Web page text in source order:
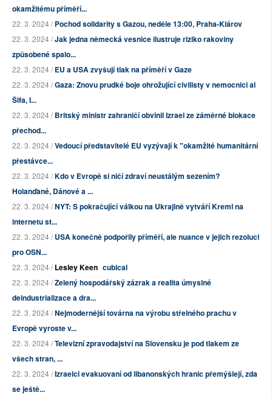
okamžitému příměří...
22. 3. 2024 /Pochod solidarity s Gazou, neděle 13:00, Praha-Klárov
22. 3. 2024 /Jak jedna německá vesnice ilustruje riziko rakoviny
způsobené spalo...
22. 3. 2024 /EU a USA zvyšují tlak na příměří v Gaze
22. 3. 2024 /Gaza: Znovu prudké boje ohrožující civilisty v nemocnici al
Šifa, I...
22. 3. 2024 /Britský ministr zahraničí obvinil Izrael ze záměrné blokace
přechod...
22. 3. 2024 /Vedoucí představitelé EU vyzývají k "okamžité humanitární
přestávce...
22. 3. 2024 /Kdo v Evropě si ničí zdraví neustálým sezením?
Holanďané, Dánové a ...
22. 3. 2024 /NYT: S pokračující válkou na Ukrajině vytváří Kreml na
internetu st...
22. 3. 2024 /USA konečně podpořily příměří, ale nuance v jejich rezoluci
pro OSN...
22. 3. 2024 /Lesley Keen cubical
22. 3. 2024 /Zelený hospodářský zázrak a realita úmyslné
deindustrializace a dra...
22. 3. 2024 /Nejmodernější továrna na výrobu střelného prachu v
Evropě vyroste v...
22. 3. 2024 /Televizní zpravodajství na Slovensku je pod tlakem ze
všech stran, ...
22. 3. 2024 /Izraelci evakuovaní od libanonských hranic přemýšlejí, zda
se ještě...